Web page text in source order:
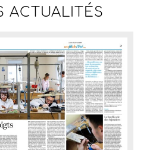
ACTUALITÉS